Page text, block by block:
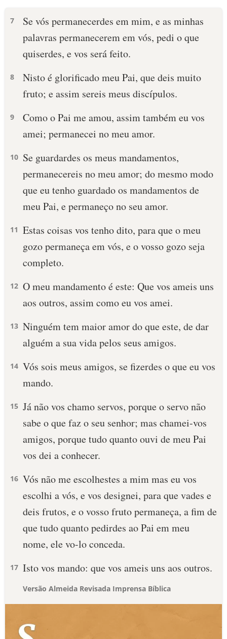
7
Se vós permanecerdes em mim, e as minhas
palavras permanecerem em vós, pedi o que
quiserdes, e vos será feito.
8
Nisto é glorificado meu Pai, que deis muito
fruto; e assim sereis meus discípulos.
9
Como o Pai me amou, assim também eu vos
amei; permanecei no meu amor.
10 Se guardardes os meus mandamentos,
permanecereis no meu amor; do mesmo modo
que eu tenho guardado os mandamentos de
meu Pai, e permaneço no seu amor.
11 Estas coisas vos tenho dito, para que o meu
gozo permaneça em vós, e o vosso gozo seja
completo.
12 O meu mandamento é este: Que vos ameis uns
aos outros, assim como eu vos amei.
13 Ninguém tem maior amor do que este, de dar
alguém a sua vida pelos seus amigos.
14 Vós sois meus amigos, se fizerdes o que eu vos
mando.
15 Já não vos chamo servos, porque o servo não
sabe o que faz o seu senhor; mas chamei-vos
amigos, porque tudo quanto ouvi de meu Pai
vos dei a conhecer.
16 Vós não me escolhestes a mim mas eu vos
escolhi a vós, e vos designei, para que vades e
deis frutos, e o vosso fruto permaneça, a fim de
que tudo quanto pedirdes ao Pai em meu
nome, ele vo-lo conceda.
17 Isto vos mando: que vos ameis uns aos outros.
Versão Almeida Revisada Imprensa Bíblica